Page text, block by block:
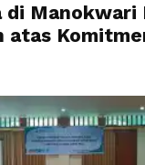
di Manokwari
atas